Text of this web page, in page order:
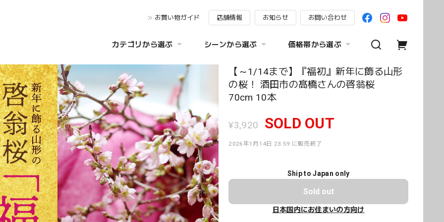
お買い物ガイド 店舗情報 お知らせ お問い合わせ
カテゴリから選ぶ シーンから選ぶ 価格帯から選ぶ
【～1/14まで】『福初』新年に飾る山形
の桜！ 酒田市の髙橋さんの啓翁桜
70cm 10本
¥3,920 SOLD OUT
2026年1月14日 23:59 に販売終了
Ship to Japan only
Sold out
日本国内にお住まいの方向け